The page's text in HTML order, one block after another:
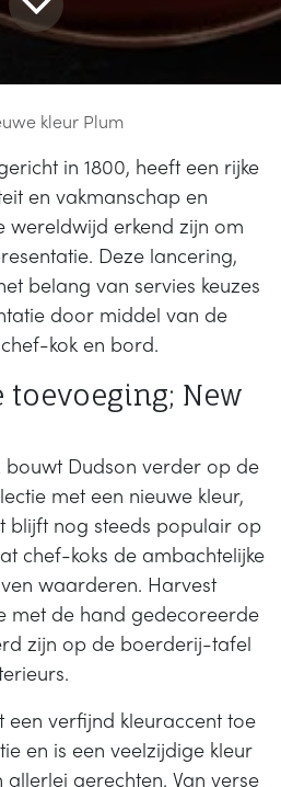
kleur Plum
in 1800, heeft een rijke
en vakmanschap en
wereldwijd erkend zijn om
Deze lancering,
belang van servies keuzes
door middel van de
kok en bord.
New
bouwt Dudson verder op de
met een nieuwe kleur,
blijft nog steeds populair op
chef-koks de ambachtelijke
waarderen. Harvest
met de hand gedecoreerde
zijn op de boerderij-tafel
een verfijnd kleuraccent toe
en is een veelzijdige kleur
gerechten. Van verse